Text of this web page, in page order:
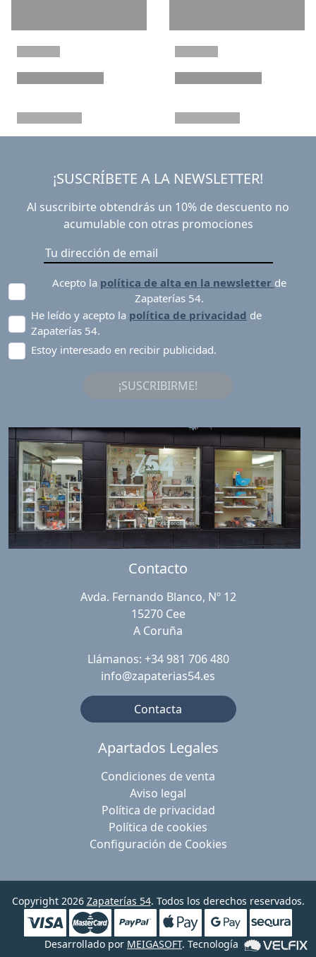
¡SUSCRÍBETE A LA NEWSLETTER!
Al suscribirte obtendrás un 10% de descuento no
acumulable con otras promociones
Acepto la política de alta en la newsletter de
Zapaterías 54.
He leído y acepto la política de privacidad de
Zapaterías 54.
Estoy interesado en recibir publicidad.
¡SUSCRIBIRME!
Contacto
Avda. Fernando Blanco, Nº 12
15270 Cee
A Coruña
Llámanos: +34 981 706 480
info@zapaterias54.es
Contacta
Apartados Legales
Condiciones de venta
Aviso legal
Política de privacidad
Política de cookies
Configuración de Cookies
Copyright 2026 Zapaterías 54. Todos los derechos reservados.
Desarrollado por MEIGASOFT. Tecnología